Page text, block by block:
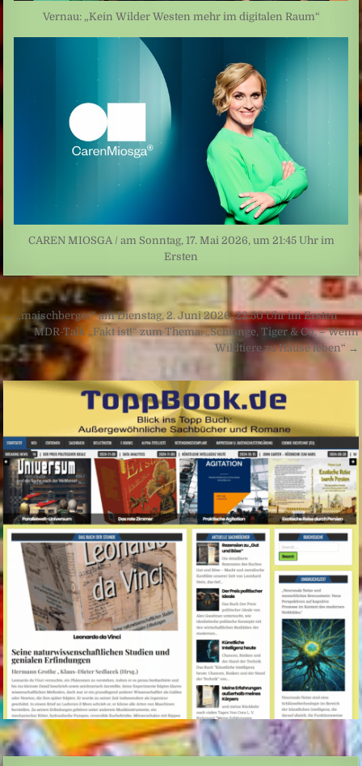
Vernau: „Kein Wilder Westen mehr im digitalen Raum“
CAREN MIOSGA / am Sonntag, 17. Mai 2026, um 21:45 Uhr im
Ersten
Beitragsnavigation
← „maischberger“ am Dienstag, 2. Juni 2026, 22:50 Uhr im Ersten
MDR-Talk „Fakt ist!“ zum Thema: „Schlange, Tiger & Co. – Wenn
Wildtiere zu Hause leben“ →